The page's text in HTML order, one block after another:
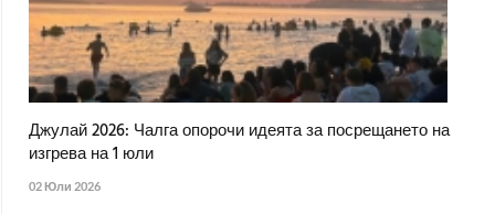
Джулай 2026: Чалга опорочи идеята за посрещането на
изгрева на 1 юли
02 Юли 2026